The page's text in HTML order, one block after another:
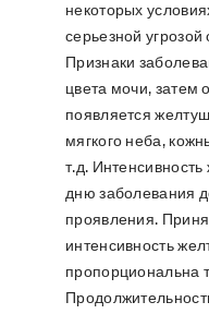
некоторых
серьезной
Признаки
цвета мочи, затем
появляется
мягкого неба,
т.д.
дню заболевания
проявления.
интенсивность
пропорциональна